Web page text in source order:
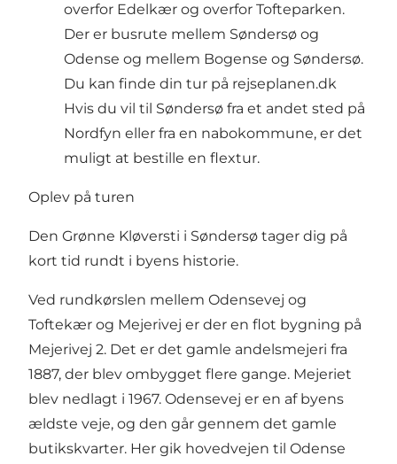
overfor Edelkær og overfor Tofteparken.
Der er busrute mellem Søndersø og
Odense og mellem Bogense og Søndersø.
Du kan finde din tur på rejseplanen.dk
Hvis du vil til Søndersø fra et andet sted på
Nordfyn eller fra en nabokommune, er det
muligt at bestille en flextur.
Oplev på turen
Den Grønne Kløversti i Søndersø tager dig på
kort tid rundt i byens historie.
Ved rundkørslen mellem Odensevej og
Toftekær og Mejerivej er der en flot bygning på
Mejerivej 2. Det er det gamle andelsmejeri fra
1887, der blev ombygget flere gange. Mejeriet
blev nedlagt i 1967. Odensevej er en af byens
ældste veje, og den går gennem det gamle
butikskvarter. Her gik hovedvejen til Odense